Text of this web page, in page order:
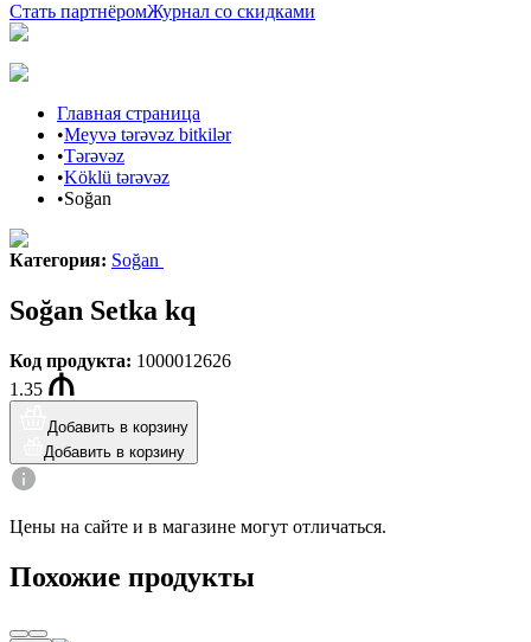
Стать партнёромЖурнал со скидками
Главная страница
•Meyvə tərəvəz bitkilər
•Tərəvəz
•Köklü tərəvəz
•Soğan
Категория: Soğan
Soğan Setka kq
Код продукта: 1000012626
1.35
Добавить в корзину
Добавить в корзину
Цены на сайте и в магазине могут отличаться.
Похожие продукты